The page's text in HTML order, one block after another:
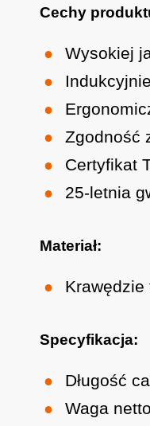
Cechy
Wysokiej
Zgodność
Certyfikat
25-letnia
Materiał:
Specyfikacja:
Długość
Waga